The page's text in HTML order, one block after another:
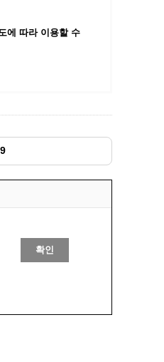
에 따라 이용할 수
확인